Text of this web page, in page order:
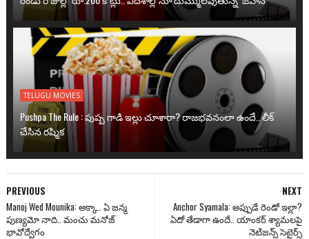
TELUGU MOVIES
Pushpa The Rule : పుష్ప గాడి ఇల్లు చూశారా? రాజభవనంలా ఉందే.. లీక్
చేసిన రష్మిక
NEXT
Anchor Syamala: అప్పుడే రెండో ఇల్లా?
ఏదో తేడాగా ఉందే.. యాంక‌ర్ శ్యామలపై
నెటిజన్స్ సెటైర్స్
PREVIOUS
Manoj Wed Mounika: అక్కా.. ఏ జన్మ
పుణ్యమో నాది.. మంచు మనోజ్
భావోద్వేగం